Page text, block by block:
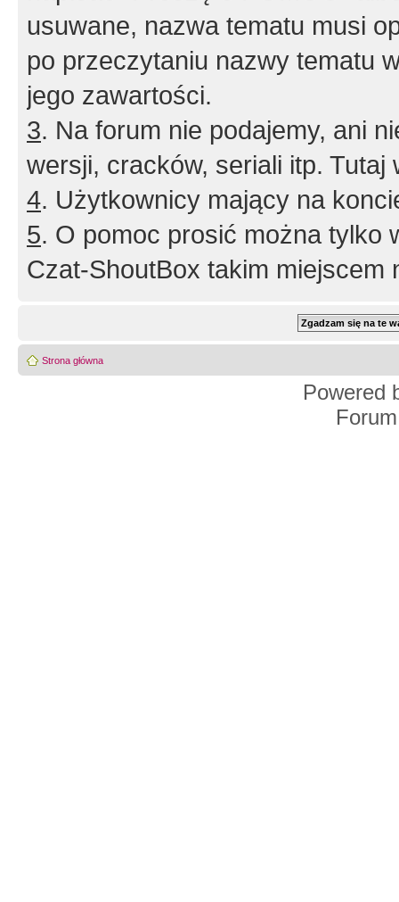
usuwane, nazwa tematu musi
po przeczytaniu nazwy tematu
jego zawartości.
3. Na forum nie podajemy, ani
wersji, cracków, seriali itp. Tutaj
4. Użytkownicy mający na
5. O pomoc prosić można tylko
Czat-ShoutBox takim miejscem
Strona główna
Powered